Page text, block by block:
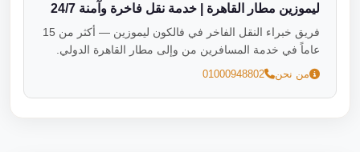
ليموزين مطار القاهرة | خدمة نقل فاخرة وآمنة 24/7
فريق خبراء النقل الفاخر في فالكون ليموزين — أكثر من 15
عاماً في خدمة المسافرين من وإلى مطار القاهرة الدولي.
من نحن 01000948802